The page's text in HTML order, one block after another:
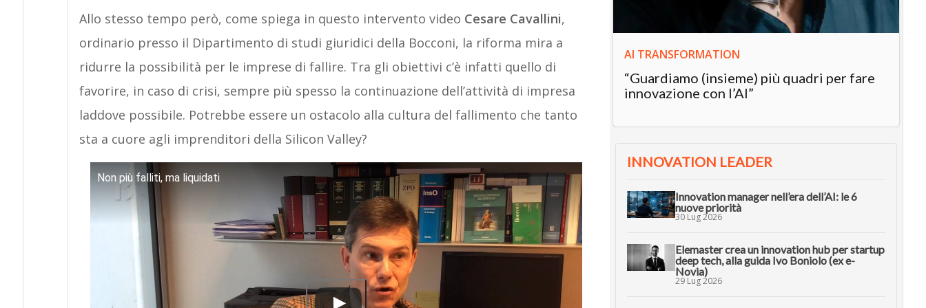
Allo stesso tempo però, come spiega in questo intervento video Cesare Cavallini,
ordinario presso il Dipartimento di studi giuridici della Bocconi, la riforma mira a
ridurre la possibilità per le imprese di fallire. Tra gli obiettivi c’è infatti quello di
favorire, in caso di crisi, sempre più spesso la continuazione dell’attività di impresa
laddove possibile. Potrebbe essere un ostacolo alla cultura del fallimento che tanto
sta a cuore agli imprenditori della Silicon Valley?
Non più falliti, ma liquidati
AI TRANSFORMATION
“Guardiamo (insieme) più quadri per fare
innovazione con l’AI”
INNOVATION LEADER
Innovation manager nell’era dell’AI: le 6
nuove priorità
30 Lug 2026
Elemaster crea un innovation hub per startup
deep tech, alla guida Ivo Boniolo (ex e-
Novia)
29 Lug 2026